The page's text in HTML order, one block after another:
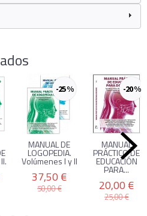
-25 %
MANUAL DE
LOGOPEDIA.
Volúmenes I y II
37,50 €
50,00 €
-20 %
MANUAL
PRÁCTICO DE
EDUCACIÓN
PARA...
20,00 €
25,00 €